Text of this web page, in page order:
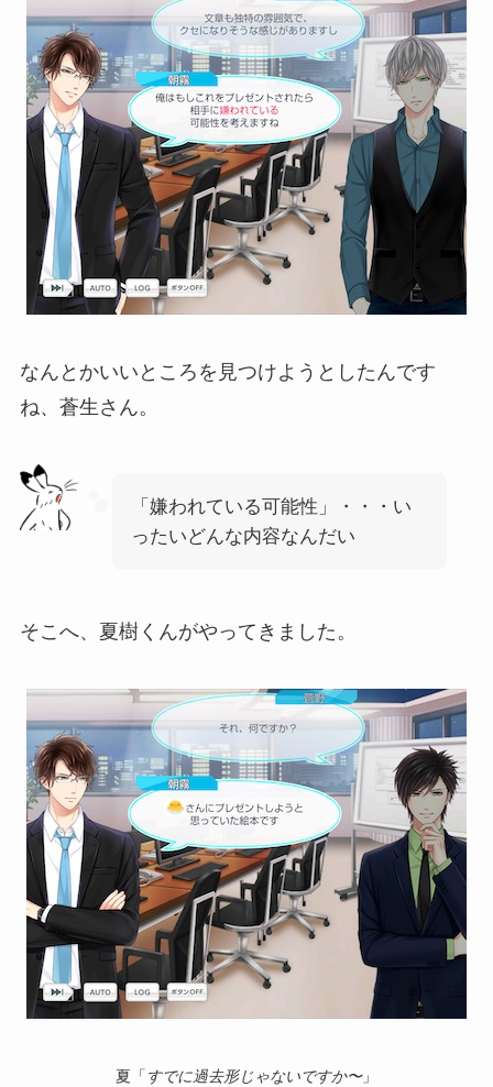
なんとかいいところを見つけようとしたんです
ね、蒼生さん。
「嫌われている可能性」・・・い
ったいどんな内容なんだい
そこへ、夏樹くんがやってきました。
夏「 すでに過去形じゃないですか〜」